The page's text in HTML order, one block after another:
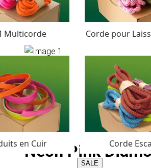
Multicorde Corde pour
en Cuir Corde
SALE
Neon Pink